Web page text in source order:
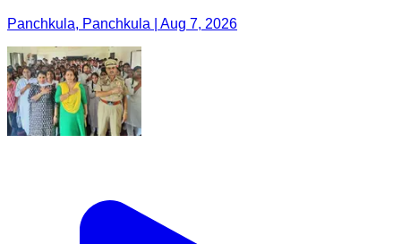
Panchkula, Panchkula | Aug 7, 2026